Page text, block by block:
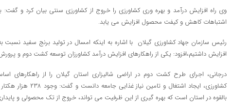
وی راه افزایش درآمد و بهره وری کشاورزی را خروج از کشاورزی سنتی بیان کرد و گفت:
اشتباهات کاهش و کیفت محصول افزایش می یابد.
افزایش داشتیم،افزود: یکی از راهکارهای افزایش درآمد کشاورزان توسعه کشت دوم و
درجانی، اجرای طرح کشت دوم در اراضی شالیزاری استان گیلان را از راهکارهای
کشاورزی، ایجاد اشتغال و
بالقوه در استان است که بهره گیری از این ظرفیت می تواند، خروج از تک محصولی و